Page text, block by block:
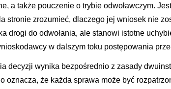
a także pouczenie o trybie odwoławczym.
stronie zrozumieć, dlaczego jej wniosek nie
drogi do odwołania, ale stanowi istotne
w dalszym toku postępowania
decyzji wynika bezpośrednio z zasady
oznacza, że każda sprawa może być